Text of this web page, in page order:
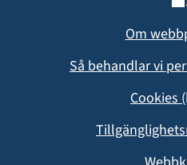
Om
Så behandlar vi
Cookies